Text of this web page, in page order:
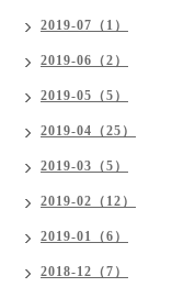
2019-07（1）
2019-06（2）
2019-05（5）
2019-04（25）
2019-03（5）
2019-02（12）
2019-01（6）
2018-12（7）